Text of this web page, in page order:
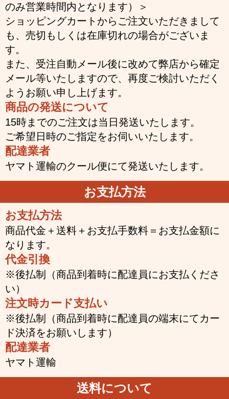
のみ営業時間内となります）＞
ショッピングカートからご注文いただきまして
も、売切もしくは在庫切れの場合がございま
す。
また、受注自動メール後に改めて弊店から確定
メール等いたしますので、再度ご検討いただく
ようお願い申し上げます。
商品の発送について
15時までのご注文は当日発送いたします。
ご希望日時のご指定をお伺いいたします。
配達業者
ヤマト運輸のクール便にて発送いたします。
お支払方法
お支払方法
商品代金＋送料＋お支払手数料＝お支払金額に
なります。
代金引換
※後払制（商品到着時に配達員にお支払くださ
い）
注文時カード支払い
※後払制（商品到着時に配達員の端末にてカー
ド決済をお願いします）
配達業者
ヤマト運輸
送料について